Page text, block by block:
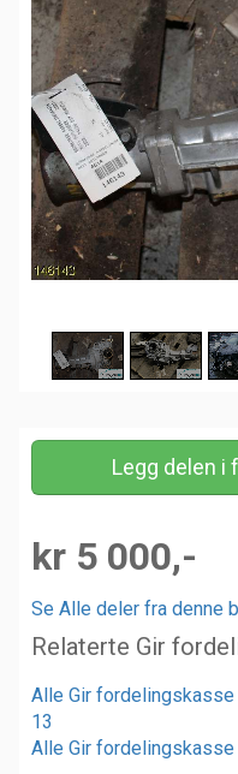
Legg delen
kr 5 000,-
Se Alle deler fra denne
Relaterte Gir
Alle Gir
13
Alle Gir